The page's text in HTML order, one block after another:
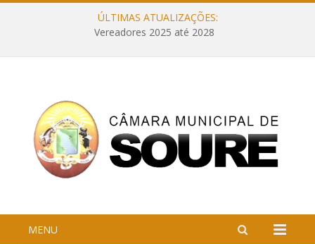
ÚLTIMAS ATUALIZAÇÕES:
Vereadores 2025 até 2028
MENU